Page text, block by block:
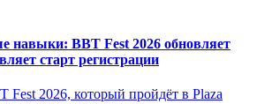
навыки: BBT Fest 2026 обновляет
старт регистрации
Fest 2026, который пройдёт в Plaza